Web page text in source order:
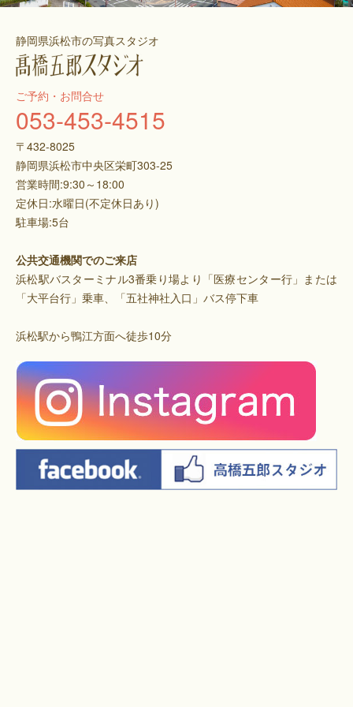
静岡県浜松市の写真スタジオ
ご予約・お問合せ
053-453-4515
〒432-8025
静岡県浜松市中央区栄町303-25
営業時間:9:30～18:00
定休日:水曜日(不定休日あり)
駐車場:5台
公共交通機関でのご来店
浜松駅バスターミナル3番乗り場より「医療センター行」または
「大平台行」乗車、「五社神社入口」バス停下車
浜松駅から鴨江方面へ徒歩10分